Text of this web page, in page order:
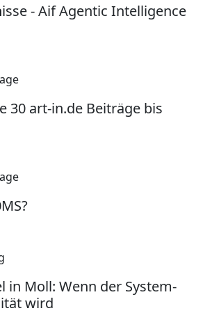
- Aif Agentic Intelligence
30 art-in.de Beiträge bis
in Moll: Wenn der System-
wird